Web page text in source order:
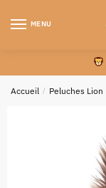
MENU
Accueil / Peluches Lion